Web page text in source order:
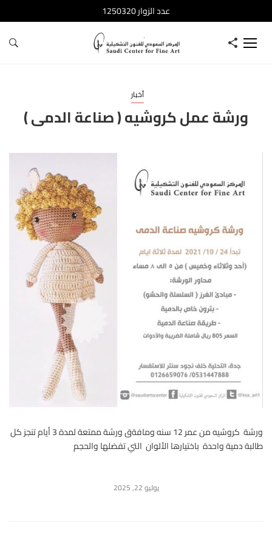
عدد الزوار 1250320
أخبار
ورشة عمل كروشيه ( صناعة الدمى )
ورشة كروشيه من عمر 12 سنه ومافةق ورشة ممتعة لمدة 3 أيام تنجز كل
طالبة دمية واحدة باختيارها الألوان التي تفضلها والحجم
يوليو 22, 2025